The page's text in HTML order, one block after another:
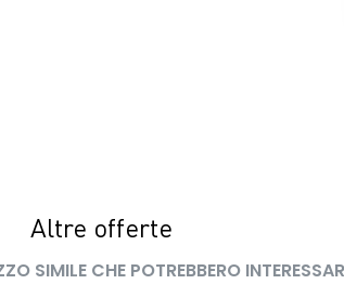
Altre offerte
SIMILE CHE POTREBBERO